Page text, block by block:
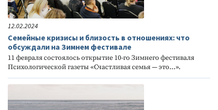
12.02.2024
Семейные кризисы и близость в отношениях: что
обсуждали на Зимнем фестивале
11 февраля состоялось открытие 10-го Зимнего фестиваля
Психологической газеты «Счастливая семья — это…».